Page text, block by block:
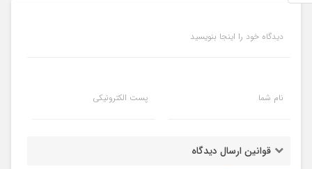
دیدگاه خود را اینجا بنویسید
نام شما پست الکترونیکی
قوانین ارسال دیدگاه